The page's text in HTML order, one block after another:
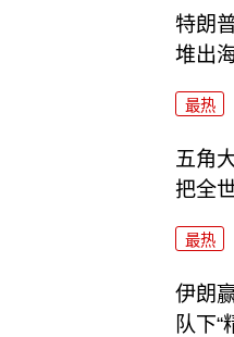
特朗
堆出
最热
五角
把全
最热
伊朗
队下“